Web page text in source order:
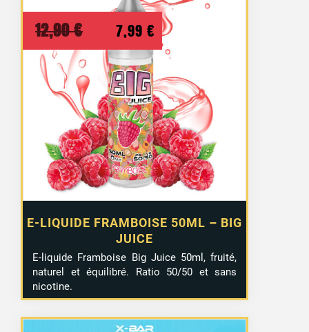
36 avis
E-LIQUIDE FRAMBOISE 50ML – BIG
JUICE
12,90€
Le
prix
initial
était :
12,90 €.
7,99 € Le
prix
actuel
est :
7,99 €.
E-liquide Framboise Big Juice 50ml, fruité,
naturel et équilibré. Ratio 50/50 et sans
nicotine.